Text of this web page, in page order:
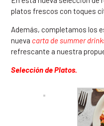
platos frescos con toques
Además, completamos los
nueva carta de summer
refrescante a nuestra
Selección de Platos.